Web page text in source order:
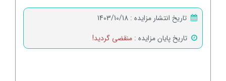
تاریخ انتشار مزایده : 1403/10/18
تاریخ پایان مزایده : منقضی گردید!